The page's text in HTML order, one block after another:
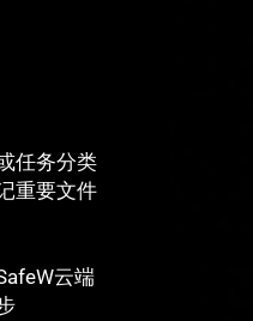
任务分类
重要文件
云端